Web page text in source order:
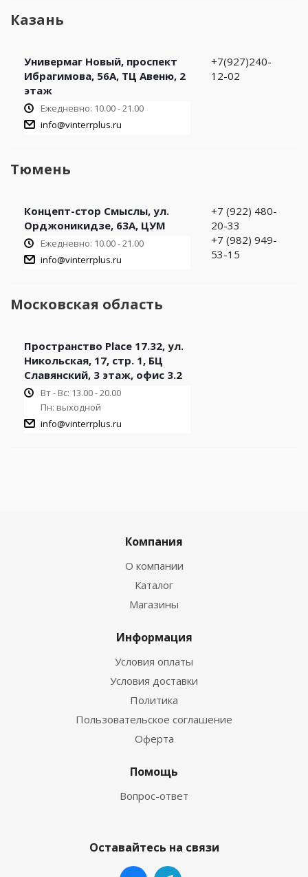
Казань
Универмаг Новый, проспект
Ибрагимова, 56А, ТЦ Авеню, 2
этаж
Ежедневно: 10.00 - 21.00
info@vinterrplus.ru
+7(927)240-
12-02
Тюмень
Концепт-стор Смыслы, ул.
Орджоникидзе, 63А, ЦУМ
Ежедневно: 10.00 - 21.00
info@vinterrplus.ru
+7 (922) 480-
20-33
+7 (982) 949-
53-15
Московская область
Пространство Place 17.32, ул.
Никольская, 17, стр. 1, БЦ
Славянский, 3 этаж, офис 3.2
Вт - Вс: 13.00 - 20.00
Пн: выходной
info@vinterrplus.ru
Компания
О компании
Каталог
Магазины
Информация
Условия оплаты
Условия доставки
Политика
Пользовательское соглашение
Оферта
Помощь
Вопрос-ответ
Оставайтесь на связи